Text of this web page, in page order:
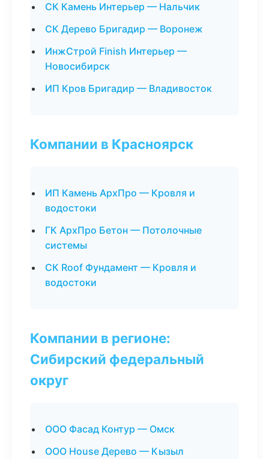
СК Камень Интерьер — Нальчик
СК Дерево Бригадир — Воронеж
ИнжСтрой Finish Интерьер —
Новосибирск
ИП Кров Бригадир — Владивосток
Компании в Красноярск
ИП Камень АрхПро — Кровля и
водостоки
ГК АрхПро Бетон — Потолочные
системы
СК Roof Фундамент — Кровля и
водостоки
Компании в регионе:
Сибирский федеральный
округ
ООО Фасад Контур — Омск
ООО House Дерево — Кызыл